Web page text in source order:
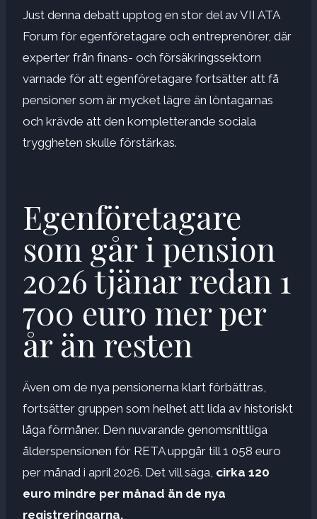
Just denna debatt upptog en stor del av VII ATA
Forum för egenföretagare och entreprenörer, där
experter från finans- och försäkringssektorn
varnade för att egenföretagare fortsätter att få
pensioner som är mycket lägre än löntagarnas
och krävde att den kompletterande sociala
tryggheten skulle förstärkas.
Egenföretagare
som går i pension
2026 tjänar redan 1
700 euro mer per
år än resten
Även om de nya pensionerna klart förbättras,
fortsätter gruppen som helhet att lida av historiskt
låga förmåner. Den nuvarande genomsnittliga
ålderspensionen för RETA uppgår till 1 058 euro
per månad i april 2026. Det vill säga, cirka 120
euro mindre per månad än de nya
registreringarna.